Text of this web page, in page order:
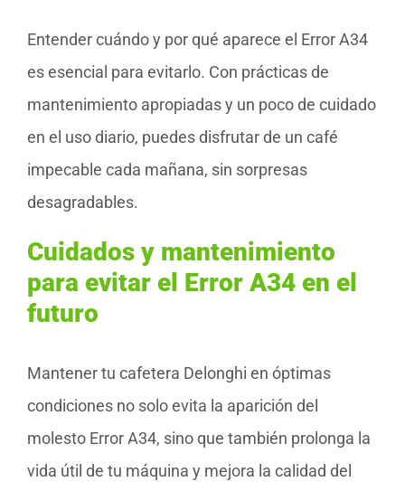
Entender cuándo y por qué aparece el Error A34
es esencial para evitarlo. Con prácticas de
mantenimiento apropiadas y un poco de cuidado
en el uso diario, puedes disfrutar de un café
impecable cada mañana, sin sorpresas
desagradables.
Cuidados y mantenimiento
para evitar el Error A34 en el
futuro
Mantener tu cafetera Delonghi en óptimas
condiciones no solo evita la aparición del
molesto Error A34, sino que también prolonga la
vida útil de tu máquina y mejora la calidad del